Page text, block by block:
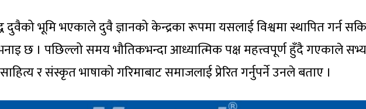
दुवैको भूमि भएकाले दुवै ज्ञानको केन्द्रका रूपमा यसलाई विश्वमा स्थापित गर्न
भनाइ छ । पछिल्लो समय भौतिकभन्दा आध्यात्मिक पक्ष महत्त्वपूर्ण हुँदै गएकाले
र संस्कृत भाषाको गरिमाबाट समाजलाई प्रेरित गर्नुपर्ने उनले बताए ।